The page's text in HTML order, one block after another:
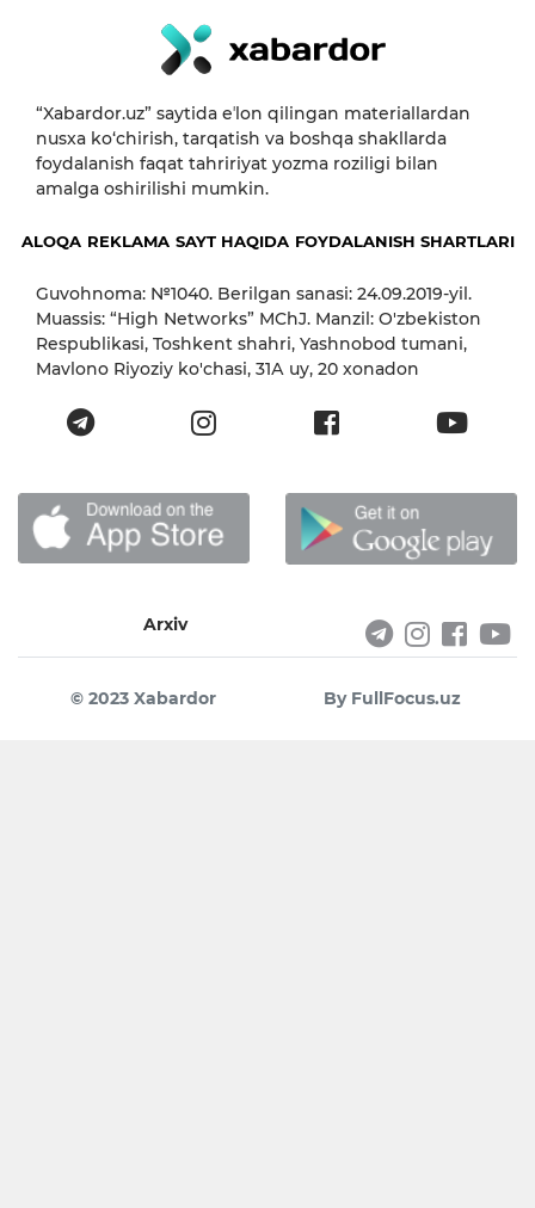
“Xabardor.uz” saytida eʼlon qilingan materiallardan
nusxa ko‘chirish, tarqatish va boshqa shakllarda
foydalanish faqat tahririyat yozma roziligi bilan
amalga oshirilishi mumkin.
ALOQA REKLAMA SAYT HAQIDA FOYDALANISH SHARTLARI
Guvohnoma: №1040. Berilgan sanasi: 24.09.2019-yil.
Muassis: “High Networks” MChJ. Manzil: O'zbekiston
Respublikasi, Toshkent shahri, Yashnobod tumani,
Mavlono Riyoziy ko'chasi, 31А uy, 20 xonadon
Arxiv
© 2023 Xabardor By FullFocus.uz